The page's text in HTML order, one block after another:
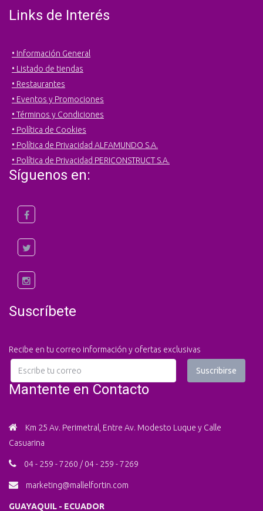
Links de Interés
• Información General
• Listado de tiendas
• Restaurantes
• Eventos y Promociones
• Términos y Condiciones
• Política de Cookies
• Política de Privacidad ALFAMUNDO S.A.
• Política de Privacidad PERICONSTRUCT S.A.
Síguenos en:
Suscríbete
Recibe en tu correo información y ofertas exclusivas
Mantente en Contacto
Km 25 Av. Perimetral, Entre Av. Modesto Luque y Calle
Casuarina
04 - 259 - 7260 / 04 - 259 - 7269
marketing@mallelfortin.com
GUAYAQUIL - ECUADOR